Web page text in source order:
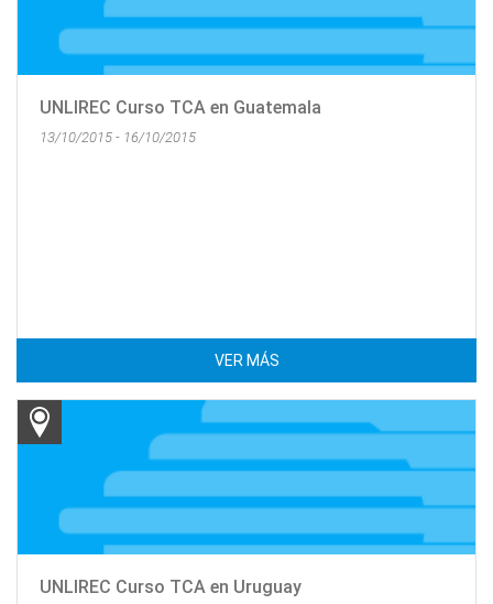
UNLIREC Curso TCA en Guatemala
13/10/2015 - 16/10/2015
VER MÁS
UNLIREC Curso TCA en Uruguay